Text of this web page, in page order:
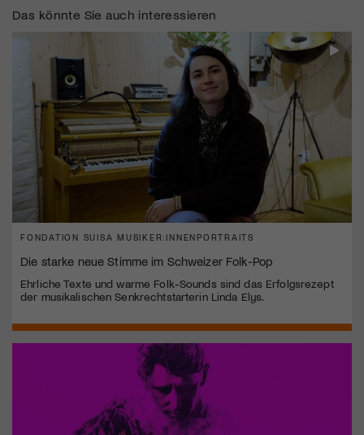
Das könnte Sie auch interessieren
FONDATION SUISA MUSIKER:INNENPORTRAITS
Die starke neue Stimme im Schweizer Folk-Pop
Ehrliche Texte und warme Folk-Sounds sind das Erfolgsrezept
der musikalischen Senkrechtstarterin Linda Elys.